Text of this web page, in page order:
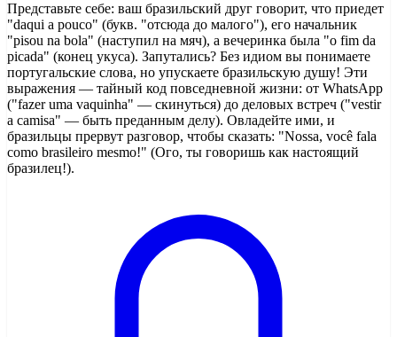
Представьте себе: ваш бразильский друг говорит, что приедет
"daqui a pouco" (букв. "отсюда до малого"), его начальник
"pisou na bola" (наступил на мяч), а вечеринка была "o fim da
picada" (конец укуса). Запутались? Без идиом вы понимаете
португальские слова, но упускаете бразильскую душу! Эти
выражения — тайный код повседневной жизни: от WhatsApp
("fazer uma vaquinha" — скинуться) до деловых встреч ("vestir
a camisa" — быть преданным делу). Овладейте ими, и
бразильцы прервут разговор, чтобы сказать: "Nossa, você fala
como brasileiro mesmo!" (Ого, ты говоришь как настоящий
бразилец!).